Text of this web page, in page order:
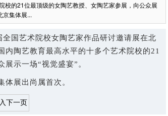
的21位最顶级的女陶艺教授、女陶艺家参展，向公众展
集体展...
国艺术院校女陶艺家作品研讨邀请展在北
陶艺教育最高水平的十多个艺术院校的21
示一场“视觉盛宴”。
展出尚属首次。